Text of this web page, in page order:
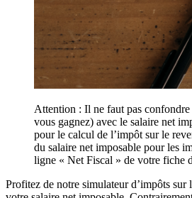
Attention : Il ne faut pas confondre
vous gagnez) avec le salaire net
pour le calcul de l’impôt sur le
du salaire net imposable pour les
ligne « Net Fiscal » de votre fiche
Profitez de notre simulateur d’impôts sur